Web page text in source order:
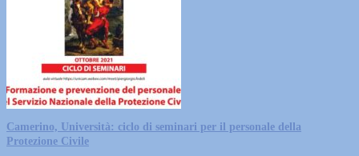
Camerino, Università: ciclo di seminari per il personale della
Protezione Civile